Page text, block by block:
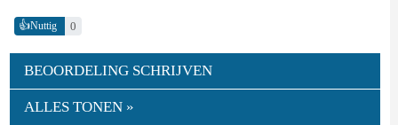
👍Nuttig 0
BEOORDELING SCHRIJVEN
ALLES TONEN »